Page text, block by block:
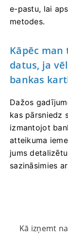
e-pastu, lai
metodes.
Kāpēc
datus, ja
bankas
Dažos
kas pārsniedz
izmantojot
atteikuma
jums
sazināsimies
Kā izņemt